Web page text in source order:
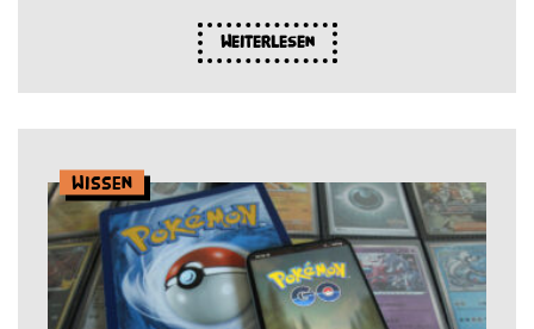
Weiterlesen
Wissen